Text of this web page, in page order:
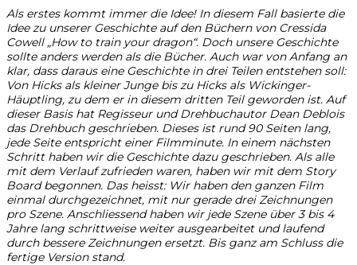
Als erstes kommt immer die Idee! In diesem Fall basierte die
Idee zu unserer Geschichte auf den Büchern von Cressida
Cowell „How to train your dragon“. Doch unsere Geschichte
sollte anders werden als die Bücher. Auch war von Anfang an
klar, dass daraus eine Geschichte in drei Teilen entstehen soll:
Von Hicks als kleiner Junge bis zu Hicks als Wickinger-
Häuptling, zu dem er in diesem dritten Teil geworden ist. Auf
dieser Basis hat Regisseur und Drehbuchautor Dean Deblois
das Drehbuch geschrieben. Dieses ist rund 90 Seiten lang,
jede Seite entspricht einer Filmminute. In einem nächsten
Schritt haben wir die Geschichte dazu geschrieben. Als alle
mit dem Verlauf zufrieden waren, haben wir mit dem Story
Board begonnen. Das heisst: Wir haben den ganzen Film
einmal durchgezeichnet, mit nur gerade drei Zeichnungen
pro Szene. Anschliessend haben wir jede Szene über 3 bis 4
Jahre lang schrittweise weiter ausgearbeitet und laufend
durch bessere Zeichnungen ersetzt. Bis ganz am Schluss die
fertige Version stand.